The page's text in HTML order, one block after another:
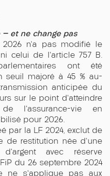
— et ne change pas
n'a pas modifié le
celui de l'article 757 B.
ont été
seuil majoré à 45 % au-
anticipée du
sur le point d'atteindre
l'assurance-vie en
pour 2026.
par la LF 2024, exclut de
de restitution née d'une
avec réserve
du 26 septembre 2024
ne s'applique pas aux